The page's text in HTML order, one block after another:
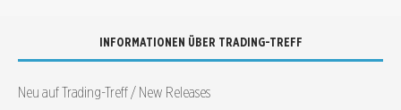
INFORMATIONEN ÜBER TRADING-TREFF
Neu auf Trading-Treff / New Releases